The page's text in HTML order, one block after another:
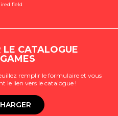
field
LE CATALOGUE
remplir le formulaire et vous
le lien vers le catalogue !